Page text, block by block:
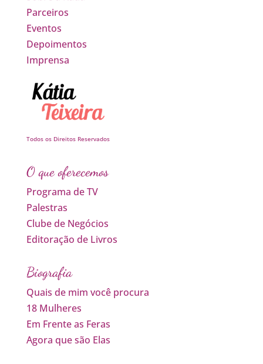
Parceiros
Eventos
Depoimentos
Imprensa
Todos os Direitos Reservados
O que oferecemos
Programa de TV
Palestras
Clube de Negócios
Editoração de Livros
Biografia
Quais de mim você procura
18 Mulheres
Em Frente as Feras
Agora que são Elas